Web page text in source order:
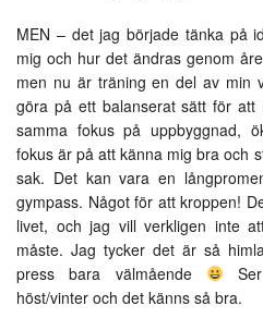
MEN – det jag började tänka på
mig och hur det ändras genom
men nu är träning en del av min
göra på ett balanserat sätt för
samma fokus på uppbyggnad,
fokus är på att känna mig bra och
sak. Det kan vara en
gympass. Något för att kroppen!
livet, och jag vill verkligen inte
måste. Jag tycker det är så
press bara välmående
höst/vinter och det känns så bra.